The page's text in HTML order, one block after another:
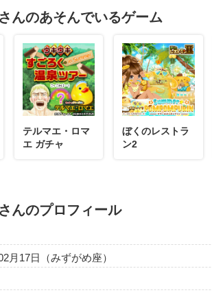
エスト同じの度々でるから、月毎、週毎？
らないです。
んのところに○○のバスボール入れるミッションあ
れを沸かしてなくて入れられない💦
きました❗
ございます❗
んのあそんでいるゲーム
テルマエ・ロマ
エ ガチャ
ぼくのレストラ
ン2
んのプロフィール
月17日（みずがめ座）